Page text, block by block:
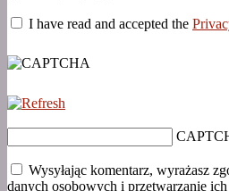
I have read and accepted the
Wysyłając komentarz, wyrażasz
danych osobowych i przetwarzanie